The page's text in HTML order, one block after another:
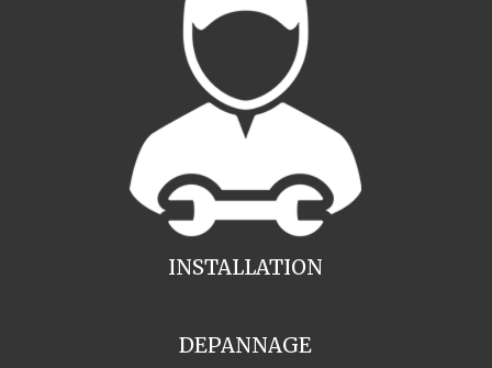
INSTALLATION
DEPANNAGE